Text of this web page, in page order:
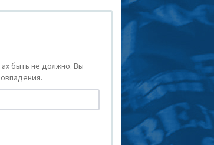
быть не должно. Вы